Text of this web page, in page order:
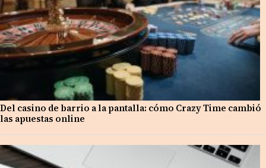
Del casino de barrio a la pantalla: cómo Crazy Time cambió
las apuestas online